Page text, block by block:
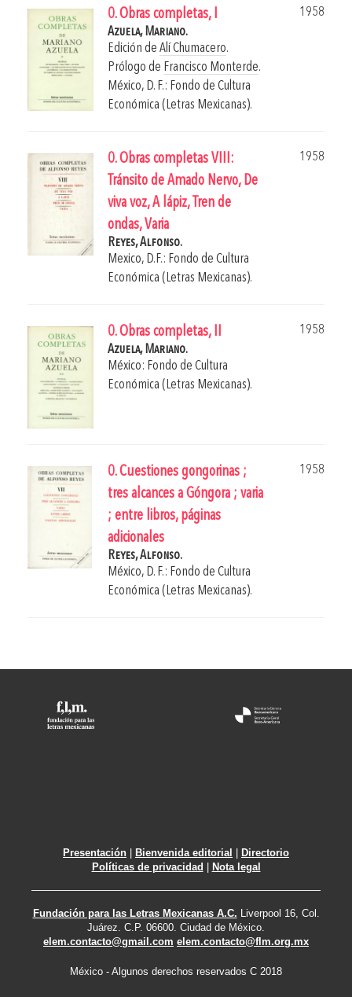
0. Obras completas, I
1958
Azuela, Mariano.
Edición de Alí Chumacero.
Prólogo de Francisco Monterde.
México, D. F.: Fondo de Cultura
Económica (Letras Mexicanas).
0. Obras completas VIII:
Tránsito de Amado Nervo, De
viva voz, A lápiz, Tren de
ondas, Varia
1958
Reyes, Alfonso.
Mexico, D.F.: Fondo de Cultura
Económica (Letras Mexicanas).
0. Obras completas, II
1958
Azuela, Mariano.
México: Fondo de Cultura
Económica (Letras Mexicanas).
0. Cuestiones gongorinas ;
tres alcances a Góngora ; varia
; entre libros, páginas
adicionales
1958
Reyes, Alfonso.
México, D. F.: Fondo de Cultura
Económica (Letras Mexicanas).
Presentación Bienvenida editorial
Directorio
Políticas de privacidad
Nota legal
Fundación para las Letras Mexicanas A.C. Liverpool 16, Col.
Juárez. C.P. 06600. Ciudad de México.
elem.contacto@gmail.com elem.contacto@flm.org.mx
México - Algunos derechos reservados C 2018